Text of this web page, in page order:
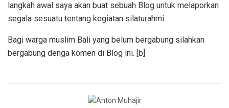
langkah awal saya akan buat sebuah Blog untuk melaporkan
segala sesuatu tentang kegiatan silaturahmi.
Bagi warga muslim Bali yang belum bergabung silahkan
bergabung denga komen di Blog ini. [b]